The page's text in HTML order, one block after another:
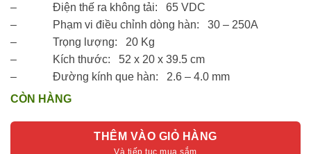
– Điện thế ra không tải: 65 VDC
– Phạm vi điều chỉnh dòng hàn: 30 – 250A
– Trọng lượng: 20 Kg
– Kích thước: 52 x 20 x 39.5 cm
– Đường kính que hàn: 2.6 – 4.0 mm
CÒN HÀNG
THÊM VÀO GIỎ HÀNG